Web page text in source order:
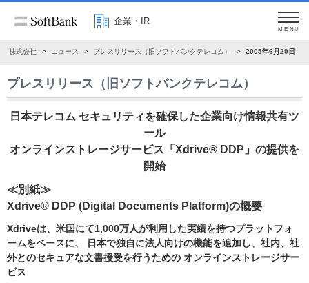
企業・IR
MENU
ク株式会社 ニュース プレスリリース（旧ソフトバンクテレコム） 2005年6月29日
プレスリリース（旧ソフトバンクテレコム）
日本テレコム セキュリティを確保した企業向け情報共有ツ
ール
オンラインストレージサービス「Xdrive® DDP」の提供を
開始
≪別紙≫
Xdrive® DDP (Digital Documents Platform)の概要
Xdriveは、米国にて1,000万人が利用した実績を持つプラットフォ
ームをベースに、 日本で独自に法人向けの機能を追加し、社内、社
外とのセキュアな文書授受を行うための オンラインストレージサー
ビス